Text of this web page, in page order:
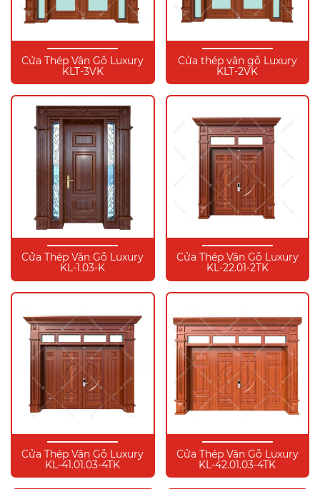
Cửa Thép Vân Gỗ Luxury
KLT-3VK
Cửa thép vân gỗ Luxury
KLT-2VK
Cửa Thép Vân Gỗ Luxury
KL-1.03-K
Cửa Thép Vân Gỗ Luxury
KL-22.01-2TK
Cửa Thép Vân Gỗ Luxury
KL-41.01.03-4TK
Cửa Thép Vân Gỗ Luxury
KL-42.01.03-4TK